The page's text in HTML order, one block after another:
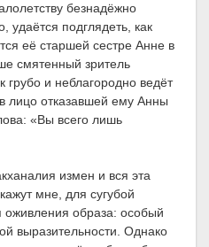
безнадёжно
удаётся подглядеть, как
её старшей сестре Анне в
смятенный зритель
грубо и неблагородно ведёт
лицо отказавшей ему Анны
«Вы всего лишь
измен и вся эта
мне, для сугубой
образа: особый
выразительности. Однако